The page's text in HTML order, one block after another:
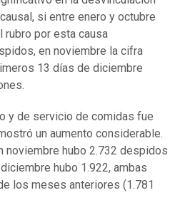
si entre enero y octubre
rubro por esta causa
en noviembre la cifra
13 días de diciembre
y de servicio de comidas fue
un aumento considerable.
noviembre hubo 2.732 despidos
hubo 1.922, ambas
los meses anteriores (1.781